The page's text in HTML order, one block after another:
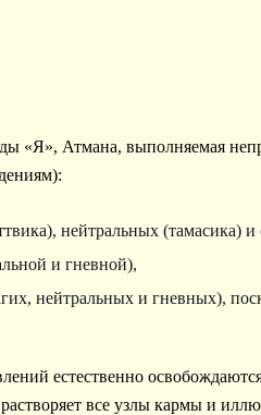
«Я», Атмана, выполняемая
нейтральных (тамасика)
и гневной),
нейтральных и гневных),
естественно
все узлы кармы и